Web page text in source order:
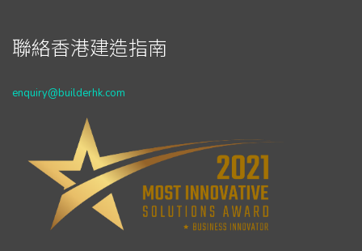
聯絡香港建造指南
enquiry@builderhk.com